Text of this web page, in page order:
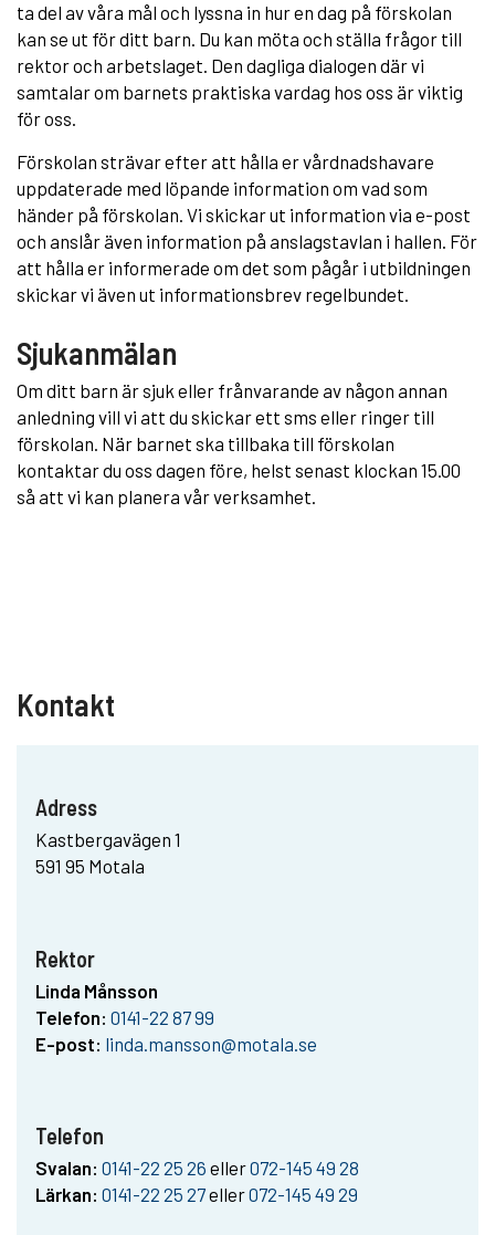
ta del av våra mål och lyssna in hur en dag på förskolan
kan se ut för ditt barn. Du kan möta och ställa frågor till
rektor och arbetslaget. Den dagliga dialogen där vi
samtalar om barnets praktiska vardag hos oss är viktig
för oss.
Förskolan strävar efter att hålla er vårdnadshavare
uppdaterade med löpande information om vad som
händer på förskolan. Vi skickar ut information via e-post
och anslår även information på anslagstavlan i hallen. För
att hålla er informerade om det som pågår i utbildningen
skickar vi även ut informationsbrev regelbundet.
Sjukanmälan
Om ditt barn är sjuk eller frånvarande av någon annan
anledning vill vi att du skickar ett sms eller ringer till
förskolan. När barnet ska tillbaka till förskolan
kontaktar du oss dagen före, helst senast klockan 15.00
så att vi kan planera vår verksamhet.
Kontakt
Adress
Kastbergavägen 1
591 95 Motala
Rektor
Linda Månsson
Telefon: 0141-22 87 99
E-post: linda.mansson@motala.se
Telefon
Svalan: 0141-22 25 26 eller072-145 49 28
Lärkan: 0141-22 25 27eller072-145 49 29